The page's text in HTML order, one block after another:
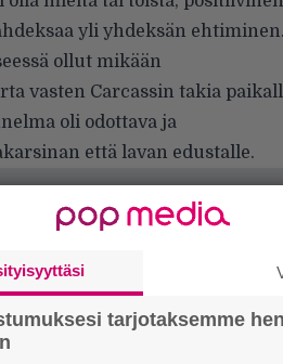
yli yhdeksän ehtiminen.
ollut mikään
vasten Carcassin takia
oli odottava ja
että lavan edustalle.
tarjotaksemme